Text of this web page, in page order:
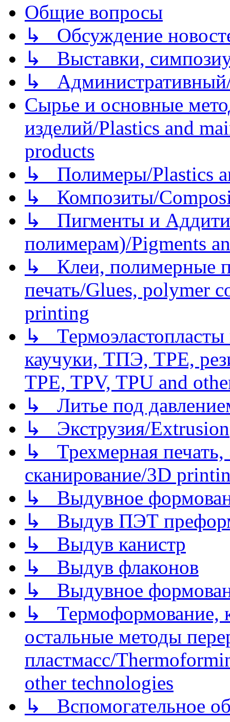
Общие вопросы
↳ Обсуждение
↳ Выставки,
↳
Сырье и основные
изделий/Plastics and
products
↳ Полимеры/Plastics
↳ Композиты/
↳ Пигменты и
полимерам)/Pigments
↳ Клеи, полимерные
печать/Glues, polymer
printing
↳
каучуки, ТПЭ, TPE,
TPE, TPV, TPU and
↳ Литье под
↳ Экструзия/Extrusion
↳ Трехмерная
сканирование/3D
↳ Выдувное
↳ Выдув ПЭТ
↳ Выдув канистр
↳ Выдув флаконов
↳ Выдувное
↳ Термоформование,
остальные методы
пластмасс/
other technologies
↳ Вспомогательное